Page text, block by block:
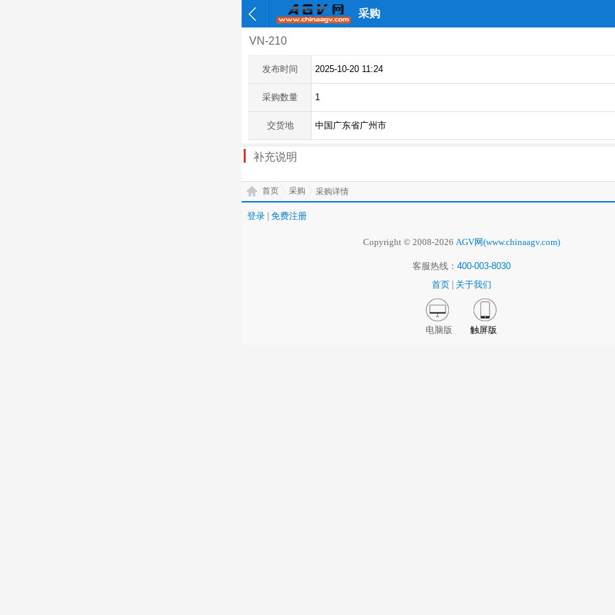
采购
VN-210
发布时间 2025-10-20 11:24
采购数量 1
交货地 中国广东省广州市
补充说明
首页 采购 采购详情
登录 免费注册
Copyright © 2008-2026 AGV网(www.chinaagv.com)
客服热线： 400-003-8030
首页
关于我们
电脑版 触屏版